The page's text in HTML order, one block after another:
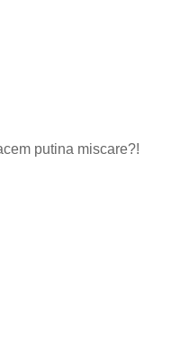
putina miscare?!